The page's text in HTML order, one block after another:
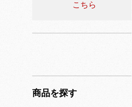
こちら
商品を探す